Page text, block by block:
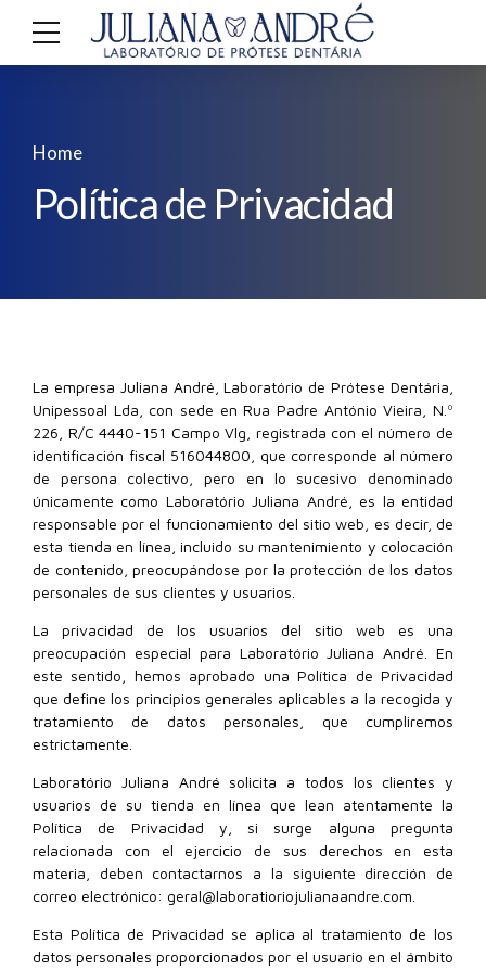
Home
Política de Privacidad
La empresa Juliana André, Laboratório de Prótese Dentária,
Unipessoal Lda, con sede en Rua Padre António Vieira, N.º
226, R/C 4440-151 Campo Vlg, registrada con el número de
identificación fiscal 516044800, que corresponde al número
de persona colectivo, pero en lo sucesivo denominado
únicamente como Laboratório Juliana André, es la entidad
responsable por el funcionamiento del sitio web, es decir, de
esta tienda en línea, incluido su mantenimiento y colocación
de contenido, preocupándose por la protección de los datos
personales de sus clientes y usuarios.
La privacidad de los usuarios del sitio web es una
preocupación especial para Laboratório Juliana André. En
este sentido, hemos aprobado una Política de Privacidad
que define los principios generales aplicables a la recogida y
tratamiento de datos personales, que cumpliremos
estrictamente.
Laboratório Juliana André solicita a todos los clientes y
usuarios de su tienda en línea que lean atentamente la
Política de Privacidad y, si surge alguna pregunta
relacionada con el ejercicio de sus derechos en esta
materia, deben contactarnos a la siguiente dirección de
correo electrónico: geral@laboratioriojulianaandre.com.
Esta Política de Privacidad se aplica al tratamiento de los
datos personales proporcionados por el usuario en el ámbito